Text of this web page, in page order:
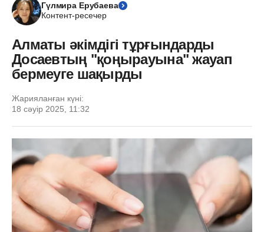
Гүлмира Ерубаева
Контент-ресечер
Алматы әкімдігі тұрғындарды
Досаевтың "қоңырауына" жауап
бермеуге шақырды
Жарияланған күні:
18 сәуір 2025, 11:32